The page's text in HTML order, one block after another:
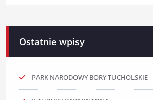
Ostatnie wpisy
PARK NARODOWY BORY TUCHOLSKIE